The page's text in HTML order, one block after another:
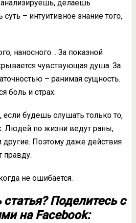
делаешь
– интуитивное знание того,
наносного… За показной
чувствующая душа. За
– ранимая сущность.
боль и страх.
будешь слушать только то,
Людей по жизни ведут раны,
Поэтому даже действия
правду.
не ошибается.
Поделитесь с
на Facebook: